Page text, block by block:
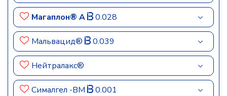
Магаплон® А 0.028
Мальвацид® 0.039
Нейтралакс®
Сималгел -ВМ 0.001